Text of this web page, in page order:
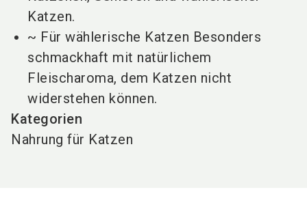
Katzen.
~ Für wählerische Katzen Besonders
schmackhaft mit natürlichem
Fleischaroma, dem Katzen nicht
widerstehen können.
Kategorien
Nahrung für Katzen